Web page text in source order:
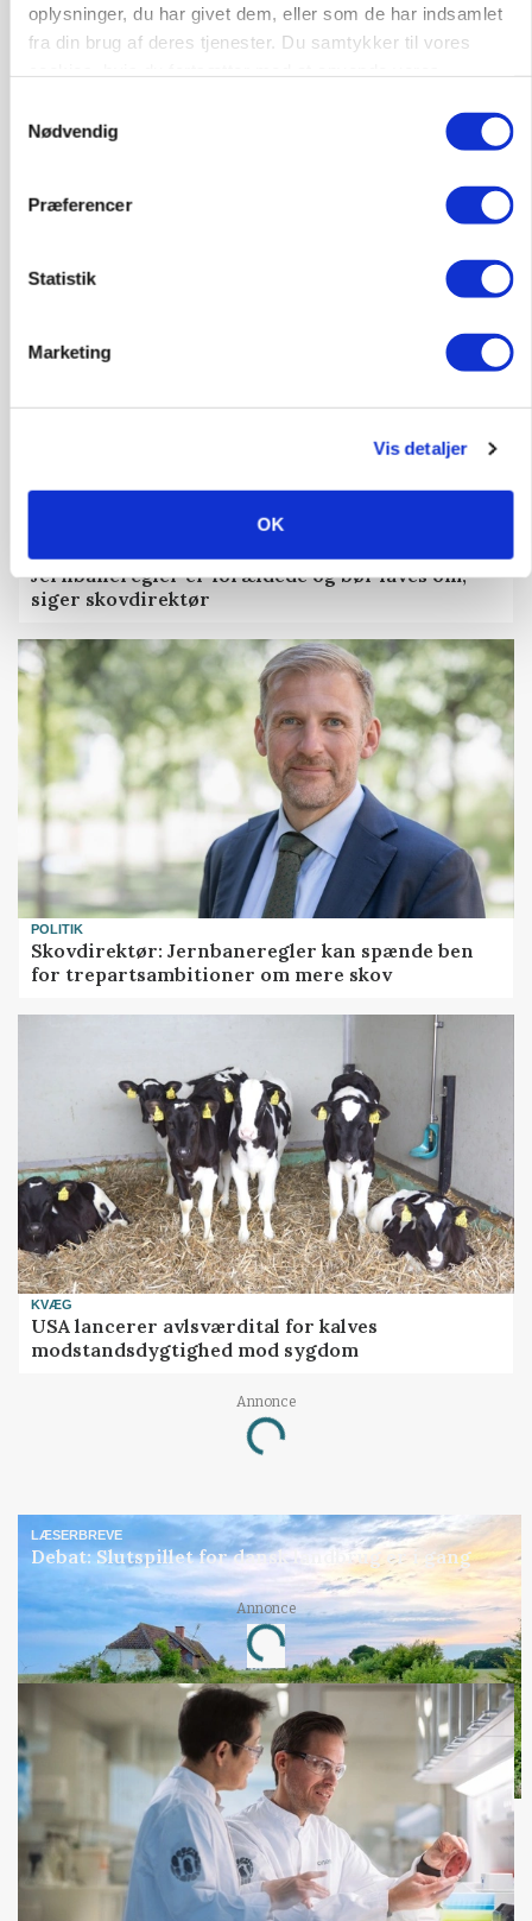
oplysninger, du har givet dem, eller som de har indsamlet
fra din brug af deres tjenester. Du samtykker til vores
Nødvendig
Præferencer
Statistik
Marketing
Vis detaljer
OK
Annonce
Danish Agro skifter nøgleprofil i Østdanmark
Jernbaneregler er forældede og bør laves om,
siger skovdirektør
POLITIK
Skovdirektør: Jernbaneregler kan spænde ben
for trepartsambitioner om mere skov
KVÆG
USA lancerer avlsværdital for kalves
modstandsdygtighed mod sygdom
Annonce
Loading...
LÆSERBREVE
Debat: Slutspillet for dansk landbrug er i gang
Annonce
Loading...